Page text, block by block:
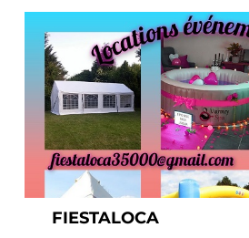
FIESTALOCA